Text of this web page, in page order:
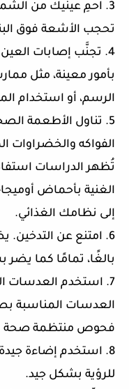
3. احمِ عينيك من
تحجب الأشعة فوق
4. تجنَّب إصابات
بأمور معينة، مثل
الرسم، أو استخدام
5. تناول الأطعمة
الفواكه والخضراوات
تُظهر الدراسات
إلى نظامك الغذائي.
6. امتنع عن
بالغًا، تمامًا كما
7. استخدم العدسات
العدسات المناسبة
فحوص منتظمة صحة
8. استخدم إضاءة
للرؤية بشكل جيد.